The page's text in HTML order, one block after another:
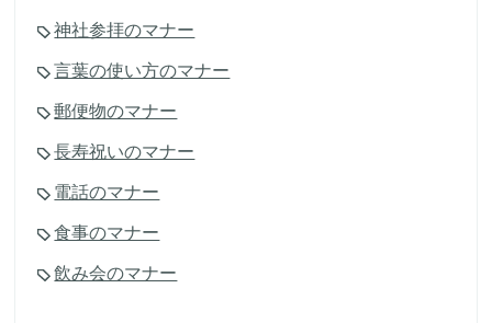
神社参拝のマナー
言葉の使い方のマナー
郵便物のマナー
長寿祝いのマナー
電話のマナー
食事のマナー
飲み会のマナー